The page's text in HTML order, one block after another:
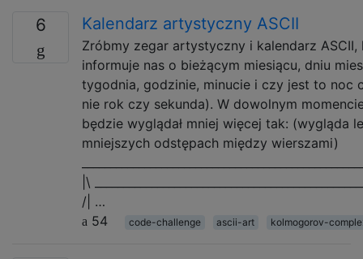
6 Kalendarz artystyczny ASCII
Zróbmy zegar artystyczny i kalendarz ASCII,
informuje nas o bieżącym miesiącu, dniu
tygodnia, godzinie, minucie i czy jest to noc
nie rok czy sekunda). W dowolnym
będzie wyglądał mniej więcej tak: (wygląda
mniejszych odstępach między wierszami)
|\
/| …
54
code-challenge ascii-art kolmogorov-